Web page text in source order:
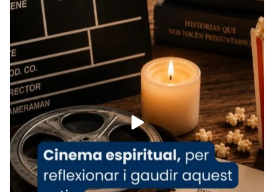
Recupera l'entrevista comp
Vatican
tican News 👇
www.vaticannews.va/es/iglesia/news/2026-
07/carmina-historia-depresion-papa-viaje-
espana-testimoni...
Foto
View on Facebook · Share
Arquebisbat de Barcelona
1 week ago
«Avui les santes Juliana i Semproniana ens